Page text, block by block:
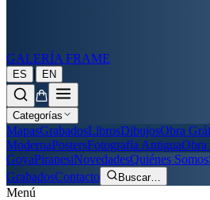
GALERÍA FRAME
ES | EN
Categorías
MapasGrabadosLibrosDibujosObra
ModernaPostersFotografía AntiguaObra
GoyaPiranesiNovedadesQuiénes Somos
GrabadosContacto Buscar…
Menú